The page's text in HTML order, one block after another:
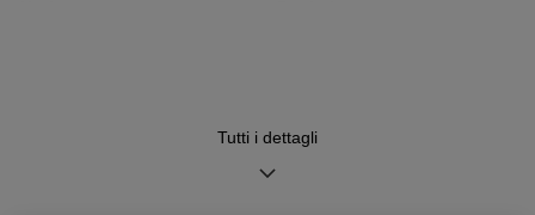
Tutti i dettagli